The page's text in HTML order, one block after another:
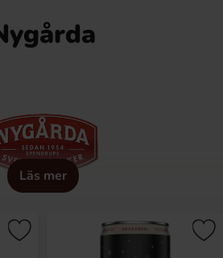
Läs mer
och läskande smakupplevelser
Nygårdas läsksmaker är